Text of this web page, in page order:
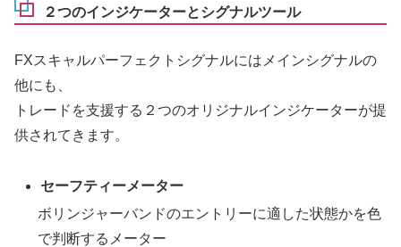
２つのインジケーターとシグナルツール
FXスキャルパーフェクトシグナルにはメインシグナルの
他にも、
トレードを支援する２つのオリジナルインジケーターが提
供されてきます。
セーフティーメーター
ボリンジャーバンドのエントリーに適した状態かを色
で判断するメーター